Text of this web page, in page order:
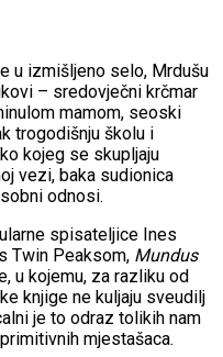
u izmišljeno selo, Mrdušu
– sredovječni krčmar
mamom, seoski
trogodišnju školu i
kojeg se skupljaju
vezi, baka sudionica
odnosi.
spisateljice Ines
Twin Peaksom, Mundus
u kojemu, za razliku od
knjige ne kuljaju sveudilj
je to odraz tolikih nam
mjestašaca.